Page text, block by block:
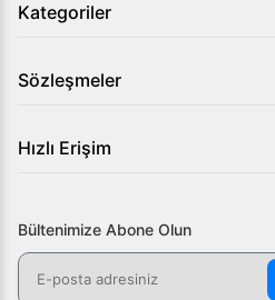
3. Bu ürünü nerelerde
idealdir.
ile mutfağınıza hem estetik hem
Kategoriler
Sözleşmeler
Hızlı Erişim
Bültenimize Abone Olun